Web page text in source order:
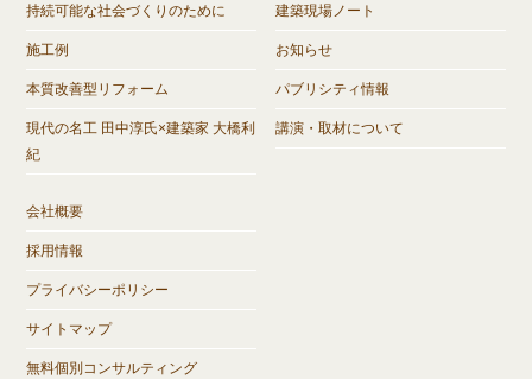
持続可能な社会づくりのために
施工例
本質改善型リフォーム
現代の名工 田中淳氏×建築家 大橋利
紀
建築現場ノート
お知らせ
パブリシティ情報
講演・取材について
会社概要
採用情報
プライバシーポリシー
サイトマップ
無料個別コンサルティング